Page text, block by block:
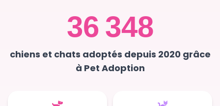
36 348
chiens et chats adoptés depuis 2020 grâce
à Pet Adoption